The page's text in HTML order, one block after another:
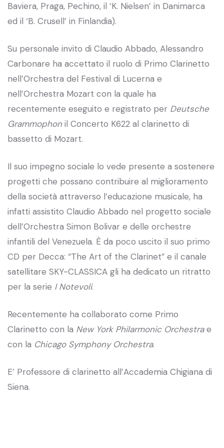
Baviera, Praga, Pechino, il ‘K. Nielsen’ in Danimarca
ed il ‘B. Crusell’ in Finlandia).
Su personale invito di Claudio Abbado, Alessandro
Carbonare ha accettato il ruolo di Primo Clarinetto
nell’Orchestra del Festival di Lucerna e
nell’Orchestra Mozart con la quale ha
recentemente eseguito e registrato per Deutsche
Grammophon il Concerto K622 al clarinetto di
bassetto di Mozart.
Il suo impegno sociale lo vede presente a sostenere
progetti che possano contribuire al miglioramento
della società attraverso l’educazione musicale, ha
infatti assistito Claudio Abbado nel progetto sociale
dell’Orchestra Simon Bolivar e delle orchestre
infantili del Venezuela. È da poco uscito il suo primo
CD per Decca: “The Art of the Clarinet” e il canale
satellitare SKY-CLASSICA gli ha dedicato un ritratto
per la serie I Notevoli.
Recentemente ha collaborato come Primo
Clarinetto con la New York Philarmonic Orchestrae
con la Chicago Symphony Orchestra.
E’ Professore di clarinetto all’Accademia Chigiana di
Siena.